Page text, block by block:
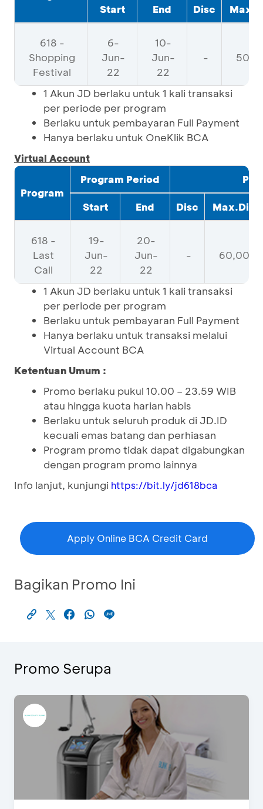
Start
End Disc
618 -
Shopping
Festival
6-
Jun-
22
10-
Jun-
22
-
1 Akun JD berlaku untuk 1 kali transaksi
per periode per program
Berlaku untuk pembayaran Full Payment
Hanya berlaku untuk OneKlik BCA
Virtual Account
Program
Program Period
Start End Disc Max.Disc
618 -
Last
Call
19-
Jun-
22
20-
Jun-
22
- 60,000
1 Akun JD berlaku untuk 1 kali transaksi
per periode per program
Berlaku untuk pembayaran Full Payment
Hanya berlaku untuk transaksi melalui
Virtual Account BCA
Ketentuan Umum :
Promo berlaku pukul 10.00 – 23.59 WIB
atau hingga kuota harian habis
Berlaku untuk seluruh produk di JD.ID
kecuali emas batang dan perhiasan
Program promo tidak dapat digabungkan
dengan program promo lainnya
Info lanjut, kunjungi https://bit.ly/jd618bca
Apply Online BCA Credit Card
Bagikan Promo Ini
Promo Serupa